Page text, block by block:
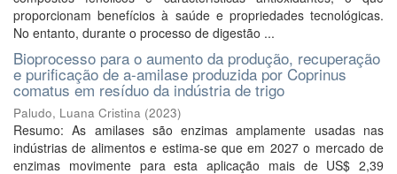
proporcionam benefícios à saúde e propriedades tecnológicas.
No entanto, durante o processo de digestão ...
Bioprocesso para o aumento da produção, recuperação
e purificação de a-amilase produzida por Coprinus
comatus em resíduo da indústria de trigo
Paludo, Luana Cristina (2023)
Resumo: As amilases são enzimas amplamente usadas nas
indústrias de alimentos e estima-se que em 2027 o mercado de
enzimas movimente para esta aplicação mais de US$ 2,39